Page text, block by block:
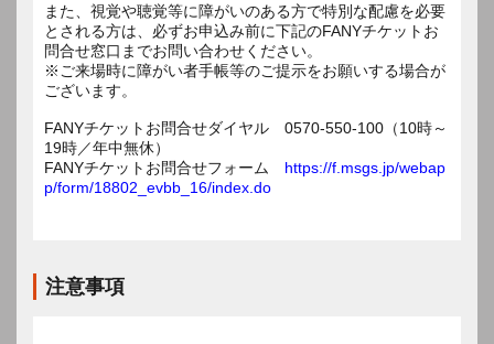
また、視覚や聴覚等に障がいのある方で特別な配慮を必要
とされる方は、必ずお申込み前に下記のFANYチケットお
問合せ窓口までお問い合わせください。
※ご来場時に障がい者手帳等のご提示をお願いする場合が
ございます。
FANYチケットお問合せダイヤル 0570-550-100（10時～
19時／年中無休）
FANYチケットお問合せフォーム https://f.msgs.jp/webap
p/form/18802_evbb_16/index.do
注意事項